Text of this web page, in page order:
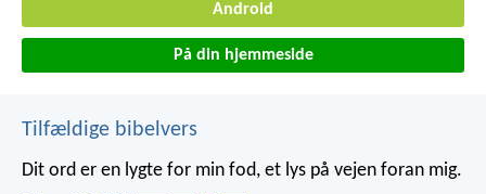
Android
På din hjemmeside
Tilfældige bibelvers
Dit ord er en lygte for min fod, et lys på vejen foran mig.